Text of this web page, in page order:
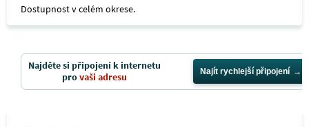
Dostupnost v celém okrese.
Najděte si připojení k internetu
provaši adresu Najít rychlejší připojení